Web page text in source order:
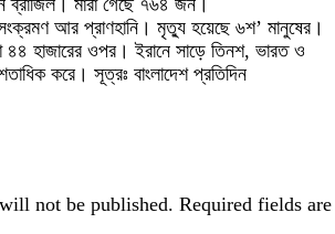
ব্রাজিল। মারা গেছে ৭৬৪ জন।
সংক্রমণ আর প্রাণহানি। মৃত্যু হয়েছে ৬শ’ মানুষের।
৪৪ হাজারের ওপর। ইরানে সাড়ে তিনশ, ভারত ও
করে। সূত্রঃ বাংলাদেশ প্রতিদিন
not be published. Required fields are